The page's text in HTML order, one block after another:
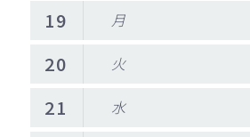
19 月
20 火
21 水